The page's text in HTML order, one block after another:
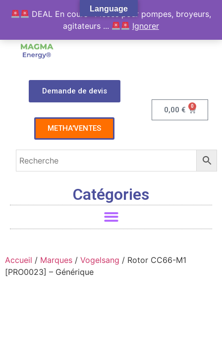
Demande de devis
METHA'VENTES
0,00€ 0
Catégories
Accueil / Marques / Vogelsang / Rotor CC66-M1
[PRO0023] – Générique
Language
DEAL En cours : Pièces pour pompes, broyeurs,
agitateurs ...
Ignorer